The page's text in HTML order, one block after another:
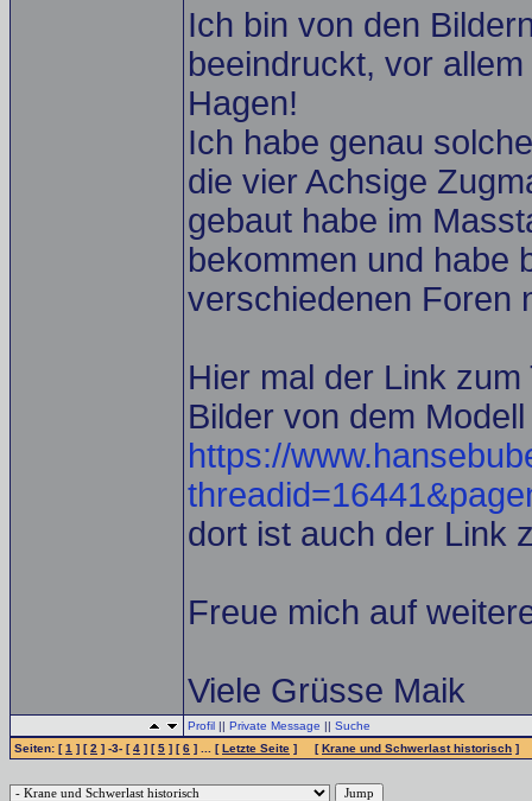
Ich bin von den
beeindruckt, vor
Hagen!
Ich habe genau
die vier Achsige
gebaut habe im
bekommen und habe
verschiedenen Foren
Hier mal der Link
Bilder von dem
https://
dort ist auch der Link
Freue mich auf
Viele Grüsse Maik
Profil || Private Message || Suche
Seiten: [1 ] [2 ] -3- [4 ] [5 ] [6 ] ... [Letzte Seite ] [Krane und Schwerlast historisch ]